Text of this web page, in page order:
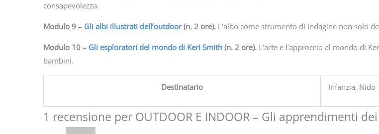
consapevolezza.
Modulo 9 – Gli albi illustrati dell’outdoor(n. 2 ore). L’albo come strumento di indagine non solo
Modulo 10 – Gli esploratori del mondo di Keri Smith (n. 2 ore). L’arte e l’approccio al mondo di
bambini.
Destinatario Infanzia, Nido
1 recensione per OUTDOOR E INDOOR – Gli apprendimenti